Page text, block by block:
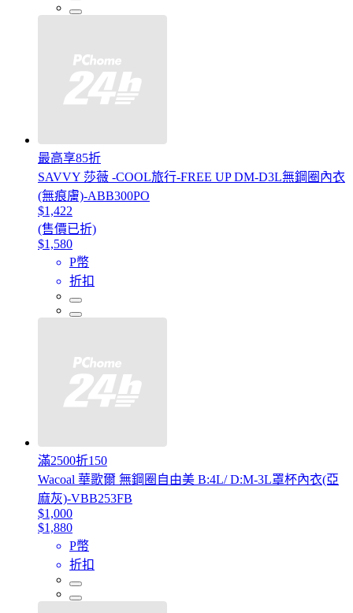
最高享85折
SAVVY 莎薇 -COOL旅行-FREE UP DM-D3L無鋼圈內衣
(無痕膚)-ABB300PO
$1,422
(售價已折)
$1,580
P幣
折扣
滿2500折150
Wacoal 華歌爾 無鋼圈自由美 B:4L/ D:M-3L罩杯內衣(亞
麻灰)-VBB253FB
$1,000
$1,880
P幣
折扣